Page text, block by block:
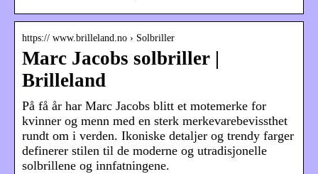
https:// www.brilleland.no › Solbriller
Marc Jacobs solbriller |
Brilleland
På få år har Marc Jacobs blitt et motemerke for
kvinner og menn med en sterk merkevarebevissthet
rundt om i verden. Ikoniske detaljer og trendy farger
definerer stilen til de moderne og utradisjonelle
solbrillene og innfatningene.